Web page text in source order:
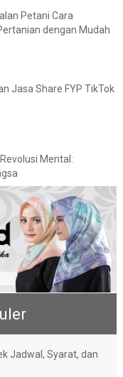
Petani Cara
dengan Mudah
Jasa Share FYP TikTok
Mental:
Jadwal, Syarat, dan